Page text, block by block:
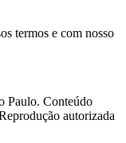
termos e com nosso
Paulo. Conteúdo
autorizada